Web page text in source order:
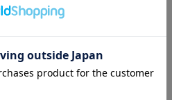
商品を確認する